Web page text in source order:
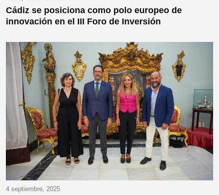
Cádiz se posiciona como polo europeo de
innovación en el III Foro de Inversión
4 septiembre, 2025